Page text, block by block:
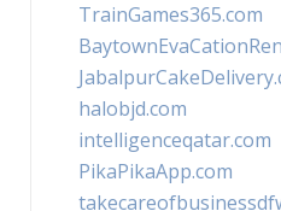
TrainGames365.com
halobjd.com
intelligenceqatar.com
PikaPikaApp.com